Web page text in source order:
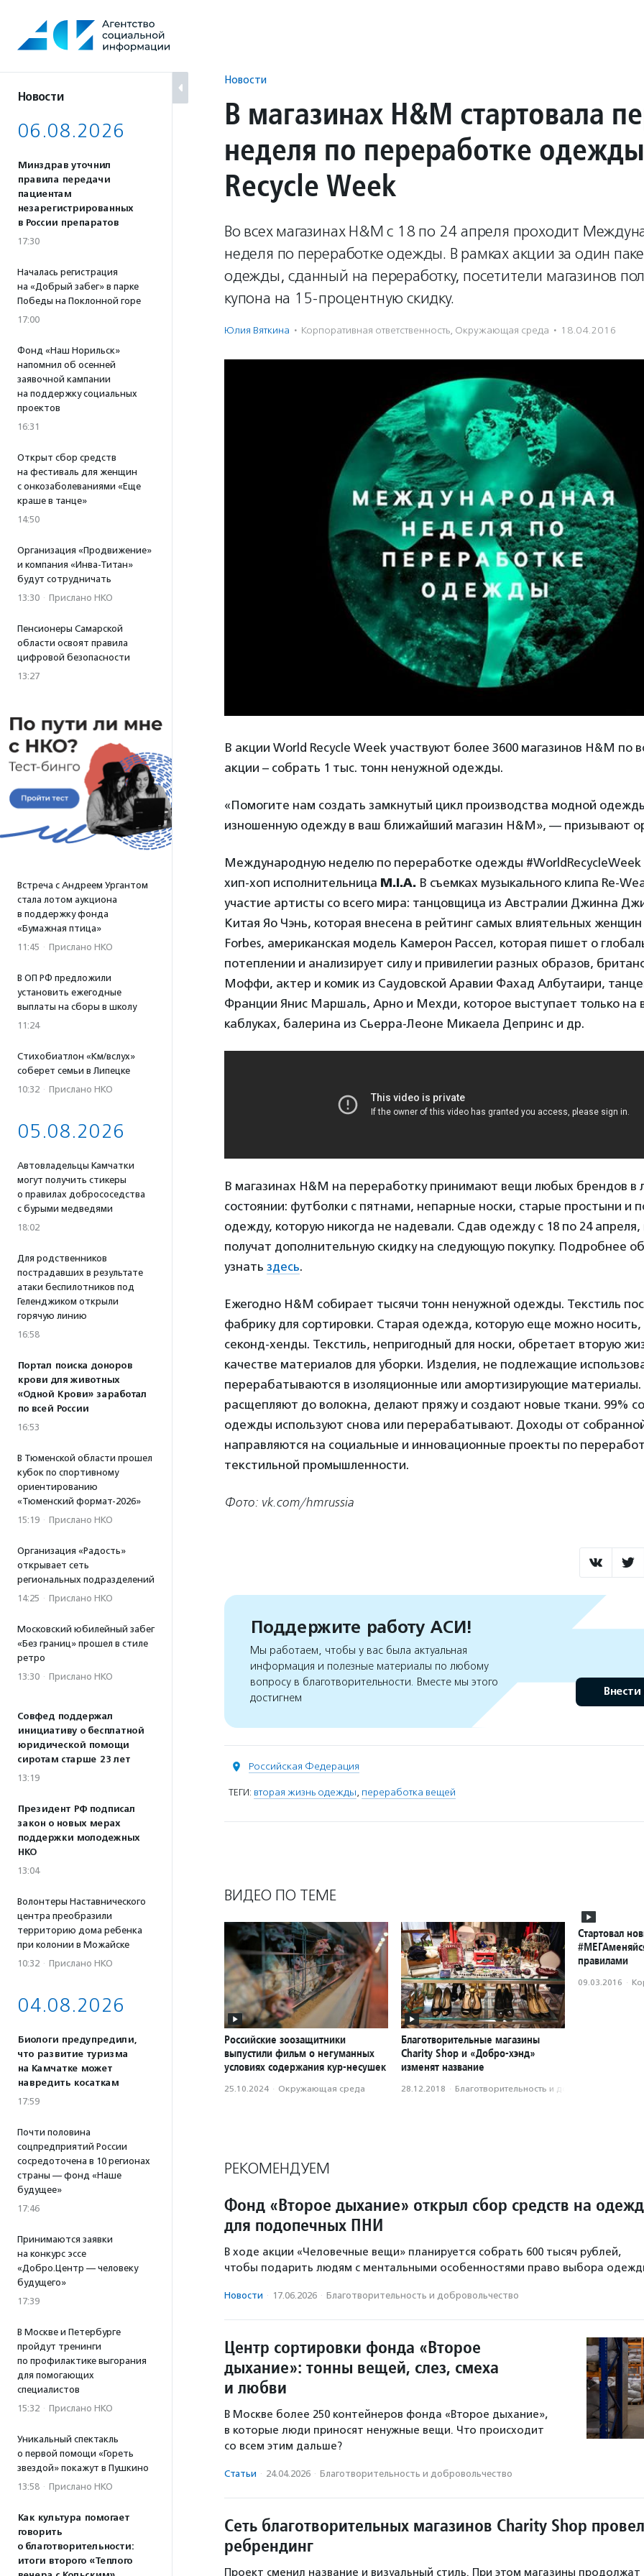
содержанию
Новости
06.08.2026
Минздрав уточнил
правила передачи
пациентам
незарегистрированных
в России препаратов
17:30
Началась регистрация
на «Добрый забег» в парке
Победы на Поклонной горе
17:00
Фонд «Наш Норильск»
напомнил об осенней
заявочной кампании
на поддержку социальных
проектов
16:31
Открыт сбор средств
на фестиваль для женщин
с онкозаболеваниями «Еще
краше в танце»
14:50
Организация «Продвижение»
и компания «Инва-Титан»
будут сотрудничать
13:30 · Прислано НКО
Пенсионеры Самарской
области освоят правила
цифровой безопасности
13:27
Встреча с Андреем Ургантом
стала лотом аукциона
в поддержку фонда
«Бумажная птица»
11:45 · Прислано НКО
В ОП РФ предложили
установить ежегодные
выплаты на сборы в школу
11:24
Стихобиатлон «Км/вслух»
соберет семьи в Липецке
10:32 · Прислано НКО
05.08.2026
Автовладельцы Камчатки
могут получить стикеры
о правилах добрососедства
с бурыми медведями
18:02
Для родственников
пострадавших в результате
атаки беспилотников под
Геленджиком открыли
горячую линию
16:58
Портал поиска доноров
крови для животных
«Одной Крови» заработал
по всей России
16:53
В Тюменской области прошел
кубок по спортивному
ориентированию
«Тюменский формат-2026»
15:19 · Прислано НКО
Организация «Радость»
открывает сеть
региональных подразделений
14:25 · Прислано НКО
Московский юбилейный забег
«Без границ» прошел в стиле
ретро
13:30 · Прислано НКО
Совфед поддержал
инициативу о бесплатной
юридической помощи
сиротам старше 23 лет
13:19
Президент РФ подписал
закон о новых мерах
поддержки молодежных
НКО
13:04
Волонтеры Наставнического
центра преобразили
территорию дома ребенка
при колонии в Можайске
10:32 · Прислано НКО
04.08.2026
Биологи предупредили,
что развитие туризма
на Камчатке может
навредить косаткам
17:59
Почти половина
соцпредприятий России
сосредоточена в 10 регионах
страны — фонд «Наше
будущее»
17:46
Принимаются заявки
на конкурс эссе
«Добро.Центр — человеку
будущего»
17:39
В Москве и Петербурге
пройдут тренинги
по профилактике выгорания
для помогающих
специалистов
15:32 · Прислано НКО
Уникальный спектакль
о первой помощи «Гореть
звездой» покажут в Пушкино
13:58 · Прислано НКО
Как культура помогает
говорить
о благотворительности:
итоги второго «Теплого
Новости
В магазинах H&M стартовала
неделя по переработке
Recycle Week
Во всех магазинах H&M с 18 по 24 апреля проходит
неделя по переработке одежды. В рамках акции за один
одежды, сданный на переработку, посетители магазинов
купона на 15-процентную скидку.
Юлия Вяткина · Корпоративная ответственность, Окружающая среда · 18.04.2016
В акции World Recycle Week участвуют более 3600 магазинов H&M по
акции – собрать 1 тыс. тонн ненужной одежды.
«Помогите нам создать замкнутый цикл производства модной
изношенную одежду в ваш ближайший магазин H&M», — призывают
Международную неделю по переработке одежды
хип-хоп исполнительница M.I.A. В съемках музыкального клипа Re-
участие артисты со всего мира: танцовщица из Австралии Джинна
Китая Яо Чэнь, которая внесена в рейтинг самых влиятельных
Forbes, американская модель Камерон Рассел, которая пишет о
потеплении и анализирует силу и привилегии разных образов,
Моффи, актер и комик из Саудовской Аравии Фахад Албутаири,
Франции Янис Маршаль, Арно и Мехди, которое выступает только на
каблуках, балерина из Сьерра-Леоне Микаела Депринс и др.
В магазинах H&M на переработку принимают вещи любых брендов в
состоянии: футболки с пятнами, непарные носки, старые простыни и
одежду, которую никогда не надевали. Сдав одежду с 18 по 24 апреля,
получат дополнительную скидку на следующую покупку. Подробнее
узнать здесь.
Ежегодно H&M собирает тысячи тонн ненужной одежды. Текстиль
фабрику для сортировки. Старая одежда, которую еще можно носить,
секонд-хенды. Текстиль, непригодный для носки, обретает вторую
качестве материалов для уборки. Изделия, не подлежащие
перерабатываются в изоляционные или амортизирующие материалы.
расщепляют до волокна, делают пряжу и создают новые ткани. 99%
одежды используют снова или перерабатывают. Доходы от
направляются на социальные и инновационные проекты по
текстильной промышленности.
Фото: vk.com/hmrussia
Поддержите работу АСИ!
Мы работаем, чтобы у вас была актуальная
информация и полезные материалы по любому
вопросу в благотворительности. Вместе мы этого
достигнем
Внести
Российская Федерация
ТЕГИ: вторая жизнь одежды, переработка вещей
ВИДЕО ПО ТЕМЕ
Российские зоозащитники
выпустили фильм о негуманных
условиях содержания кур-несушек
25.10.2024 · Окружающая среда
Благотворительные магазины
Charity Shop и «Добро-хэнд»
изменят название
28.12.2018 · Благотвори­тель­ность и доброволь­чест­во
Стартовал
правилами
09.03.2016 ·
РЕКОМЕНДУЕМ
Фонд «Второе дыхание» открыл сбор средств на
для подопечных ПНИ
В ходе акции «Человечные вещи» планируется собрать 600 тысяч рублей,
чтобы подарить людям с ментальными особенностями право выбора
Новости · 17.06.2026 · Благотвори­тель­ность и доброволь­чест­во
Центр сортировки фонда «Второе
дыхание»: тонны вещей, слез, смеха
и любви
В Москве более 250 контейнеров фонда «Второе дыхание»,
в которые люди приносят ненужные вещи. Что происходит
со всем этим дальше?
Статьи · 24.04.2026 · Благотвори­тель­ность и доброволь­чест­во
Сеть благотворительных магазинов Charity Shop
ребрендинг
Проект сменил название и визуальный стиль. При этом магазины продолжат